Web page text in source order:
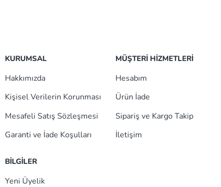
KURUMSAL
Hakkımızda
Kişisel Verilerin Korunması
Mesafeli Satış Sözleşmesi
Garanti ve İade Koşulları
MÜŞTERİ HİZMETLERİ
Hesabım
Ürün İade
Sipariş ve Kargo Takip
İletişim
BİLGİLER
Yeni Üyelik